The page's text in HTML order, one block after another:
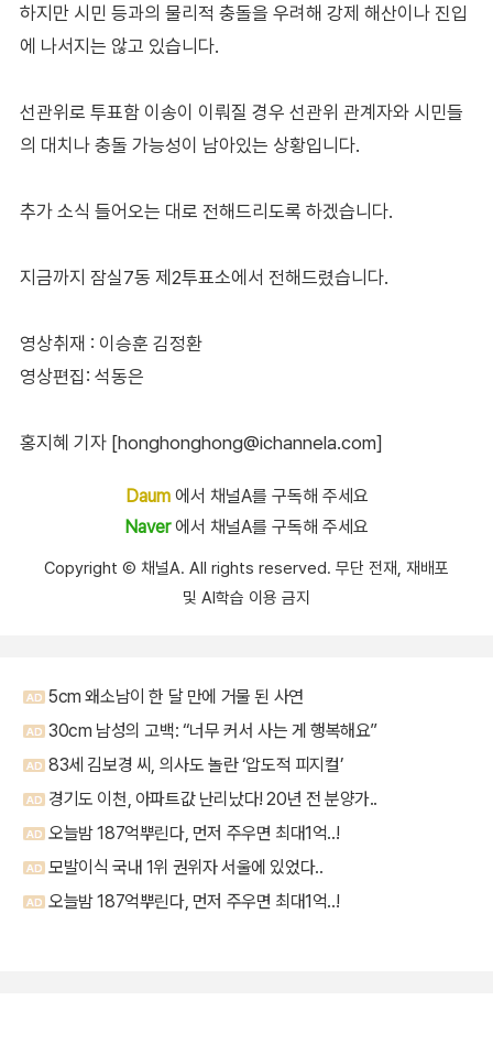
하지만 시민 등과의 물리적 충돌을 우려해 강제 해산이나 진입
에 나서지는 않고 있습니다.
선관위로 투표함 이송이 이뤄질 경우 선관위 관계자와 시민들
의 대치나 충돌 가능성이 남아있는 상황입니다.
추가 소식 들어오는 대로 전해드리도록 하겠습니다.
지금까지 잠실7동 제2투표소에서 전해드렸습니다.
영상취재 : 이승훈 김정환
영상편집: 석동은
홍지혜 기자 [honghonghong@ichannela.com]
Daum에서 채널A를 구독해 주세요
Naver에서 채널A를 구독해 주세요
Copyright Ⓒ 채널A. All rights reserved. 무단 전재, 재배포
및 AI학습 이용 금지